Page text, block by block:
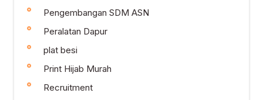
Pengembangan SDM ASN
Peralatan Dapur
plat besi
Print Hijab Murah
Recruitment